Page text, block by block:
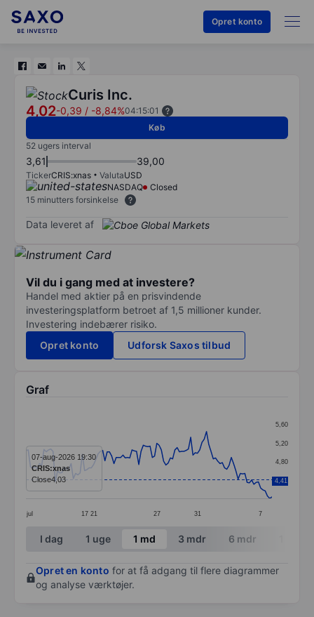
Opret konto
Curis Inc.
4,02-0,39 / -8,84%04:15:01
Køb
52 ugers interval
3,61 39,00
TickerCRIS:xnas ValutaUSD
NASDAQ
Closed
15 minutters forsinkelse
Data leveret af
Vil du i gang med at investere?
Handel med aktier på en prisvindende
investeringsplatform betroet af 1,5 millioner kunder.
Investering indebærer risiko.
Opret konto
Udforsk Saxos tilbud
Graf
Line chart with 110 data points.
The chart has 1 X axis displaying categories.
The chart has 1 Y axis displaying values. Data
jul 17 21 27 31 7
4,40
4,80
5,20
5,60
4,41
07-aug-2026 19:30
CRIS:xnas
Close4,03
End of interactive chart.
I dag 1 uge 1 md 3 mdr 6 mdr
Opret en konto for at få adgang til flere diagrammer
og analyse værktøjer.